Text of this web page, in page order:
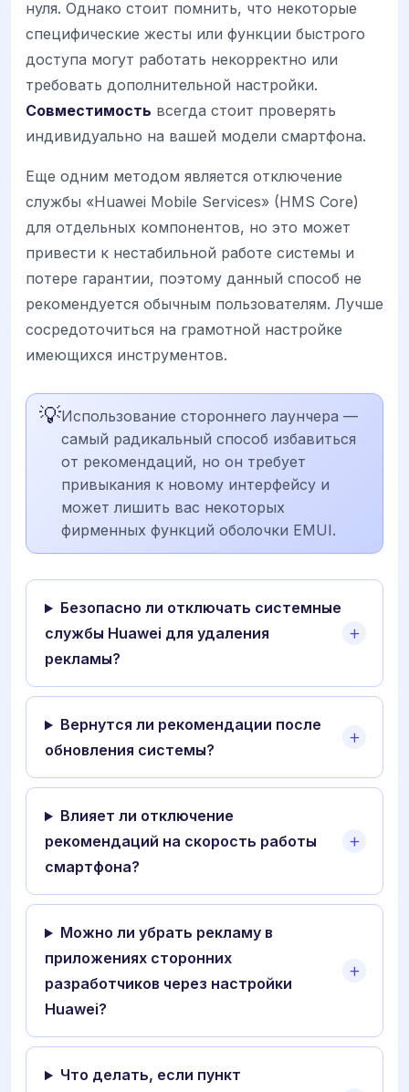
нуля. Однако стоит помнить, что некоторые
специфические жесты или функции быстрого
доступа могут работать некорректно или
требовать дополнительной настройки.
Совместимость всегда стоит проверять
индивидуально на вашей модели смартфона.
Еще одним методом является отключение
службы «Huawei Mobile Services» (HMS Core)
для отдельных компонентов, но это может
привести к нестабильной работе системы и
потере гарантии, поэтому данный способ не
рекомендуется обычным пользователям. Лучше
сосредоточиться на грамотной настройке
имеющихся инструментов.
💡Использование стороннего лаунчера —
самый радикальный способ избавиться
от рекомендаций, но он требует
привыкания к новому интерфейсу и
может лишить вас некоторых
фирменных функций оболочки EMUI.
Безопасно ли отключать системные
службы Huawei для удаления
рекламы?
Вернутся ли рекомендации после
обновления системы?
Влияет ли отключение
рекомендаций на скорость работы
смартфона?
Можно ли убрать рекламу в
приложениях сторонних
разработчиков через настройки
Huawei?
Что делать, если пункт